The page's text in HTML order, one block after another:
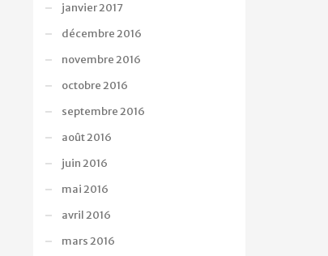
janvier 2017
décembre 2016
novembre 2016
octobre 2016
septembre 2016
août 2016
juin 2016
mai 2016
avril 2016
mars 2016